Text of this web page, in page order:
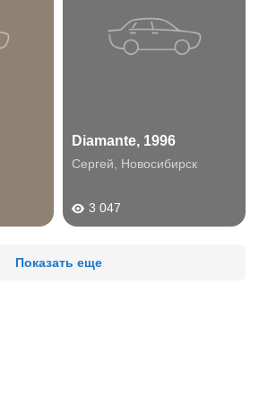
Diamante, 1996
Сергей Новосибирск
3 047
Показать еще